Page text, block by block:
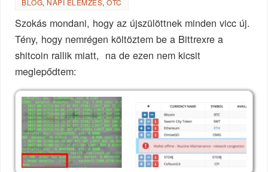
BLOG, NAPI ELEMZÉS,OTC
Szokás mondani, hogy az újszülöttnek minden vicc új.
Tény, hogy nemrégen költöztem be a Bittrexre a
shitcoin rallik miatt, na de ezen nem kicsit
meglepődtem: